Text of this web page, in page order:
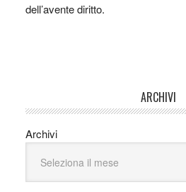
dell’avente diritto.
ARCHIVI
Archivi